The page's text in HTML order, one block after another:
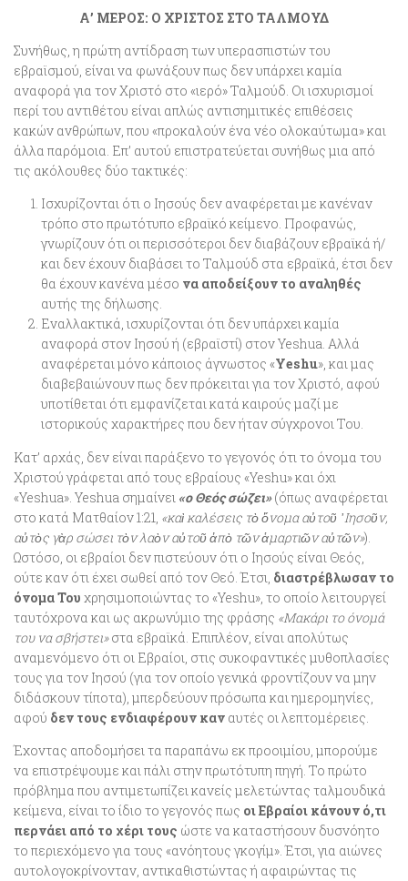
Α’ ΜΕΡΟΣ: Ο ΧΡΙΣΤΟΣ ΣΤΟ ΤΑΛΜΟΥΔ
Συνήθως, η πρώτη αντίδραση των υπερασπιστών του
εβραϊσμού, είναι να φωνάξουν πως δεν υπάρχει καμία
αναφορά για τον Χριστό στο «ιερό» Ταλμούδ. Οι ισχυρισμοί
περί του αντιθέτου είναι απλώς αντισημιτικές επιθέσεις
κακών ανθρώπων, που «προκαλούν ένα νέο ολοκαύτωμα» και
άλλα παρόμοια. Επ’ αυτού επιστρατεύεται συνήθως μια από
τις ακόλουθες δύο τακτικές:
Ισχυρίζονται ότι ο Ιησούς δεν αναφέρεται με κανέναν
τρόπο στο πρωτότυπο εβραϊκό κείμενο. Προφανώς,
γνωρίζουν ότι οι περισσότεροι δεν διαβάζουν εβραϊκά ή/
και δεν έχουν διαβάσει το Ταλμούδ στα εβραϊκά, έτσι δεν
θα έχουν κανένα μέσο να αποδείξουν το αναληθές
αυτής της δήλωσης.
Εναλλακτικά, ισχυρίζονται ότι δεν υπάρχει καμία
αναφορά στον Ιησού ή (εβραϊστί) στον Yeshua. Αλλά
αναφέρεται μόνο κάποιος άγνωστος «Yeshu», και μας
διαβεβαιώνουν πως δεν πρόκειται για τον Χριστό, αφού
υποτίθεται ότι εμφανίζεται κατά καιρούς μαζί με
ιστορικούς χαρακτήρες που δεν ήταν σύγχρονοι Του.
Κατ’ αρχάς, δεν είναι παράξενο το γεγονός ότι το όνομα του
Χριστού γράφεται από τους εβραίους «Yeshu» και όχι
«Yeshua». Yeshua σημαίνει «ο Θεός σώζει»(όπως αναφέρεται
στο κατά Ματθαίον 1:21, «καὶ καλέσεις τὸ ὄνομα αὐτοῦ ᾽Ιησοῦν,
αὐτὸς γὰρ σώσει τὸν λαὸν αὐτοῦ ἀπὸ τῶν ἁμαρτιῶν αὐτῶν»).
Ωστόσο, οι εβραίοι δεν πιστεύουν ότι ο Ιησούς είναι Θεός,
ούτε καν ότι έχει σωθεί από τον Θεό. Έτσι, διαστρέβλωσαν το
όνομα Του χρησιμοποιώντας το «Yeshu», το οποίο λειτουργεί
ταυτόχρονα και ως ακρωνύμιο της φράσης «Μακάρι το όνομά
του να σβήστει»στα εβραϊκά. Επιπλέον, είναι απολύτως
αναμενόμενο ότι οι Εβραίοι, στις συκοφαντικές μυθοπλασίες
τους για τον Ιησού (για τον οποίο γενικά φροντίζουν να μην
διδάσκουν τίποτα), μπερδεύουν πρόσωπα και ημερομηνίες,
αφού δεν τους ενδιαφέρουν καν αυτές οι λεπτομέρειες.
Έχοντας αποδομήσει τα παραπάνω εκ προοιμίου, μπορούμε
να επιστρέψουμε και πάλι στην πρωτότυπη πηγή. Το πρώτο
πρόβλημα που αντιμετωπίζει κανείς μελετώντας ταλμουδικά
κείμενα, είναι το ίδιο το γεγονός πως οι Εβραίοι κάνουν ό,τι
περνάει από το χέρι τους ώστε να καταστήσουν δυσνόητο
το περιεχόμενο για τους «ανόητους γκογίμ». Έτσι, για αιώνες
αυτολογοκρίνονταν, αντικαθιστώντας ή αφαιρώντας τις